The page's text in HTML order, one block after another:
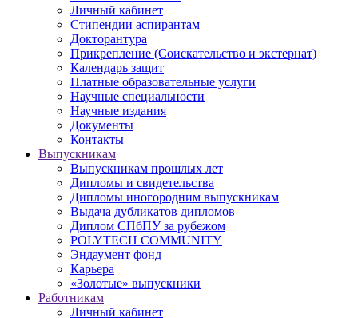
Личный кабинет
Стипендии аспирантам
Докторантура
Прикрепление (Соискательство и экстернат)
Календарь защит
Платные образовательные услуги
Научные специальности
Научные издания
Документы
Контакты
Выпускникам
Выпускникам прошлых лет
Дипломы и свидетельства
Дипломы иногородним выпускникам
Выдача дубликатов дипломов
Диплом СПбПУ за рубежом
POLYTECH COMMUNITY
Эндаумент фонд
Карьера
«Золотые» выпускники
Работникам
Личный кабинет